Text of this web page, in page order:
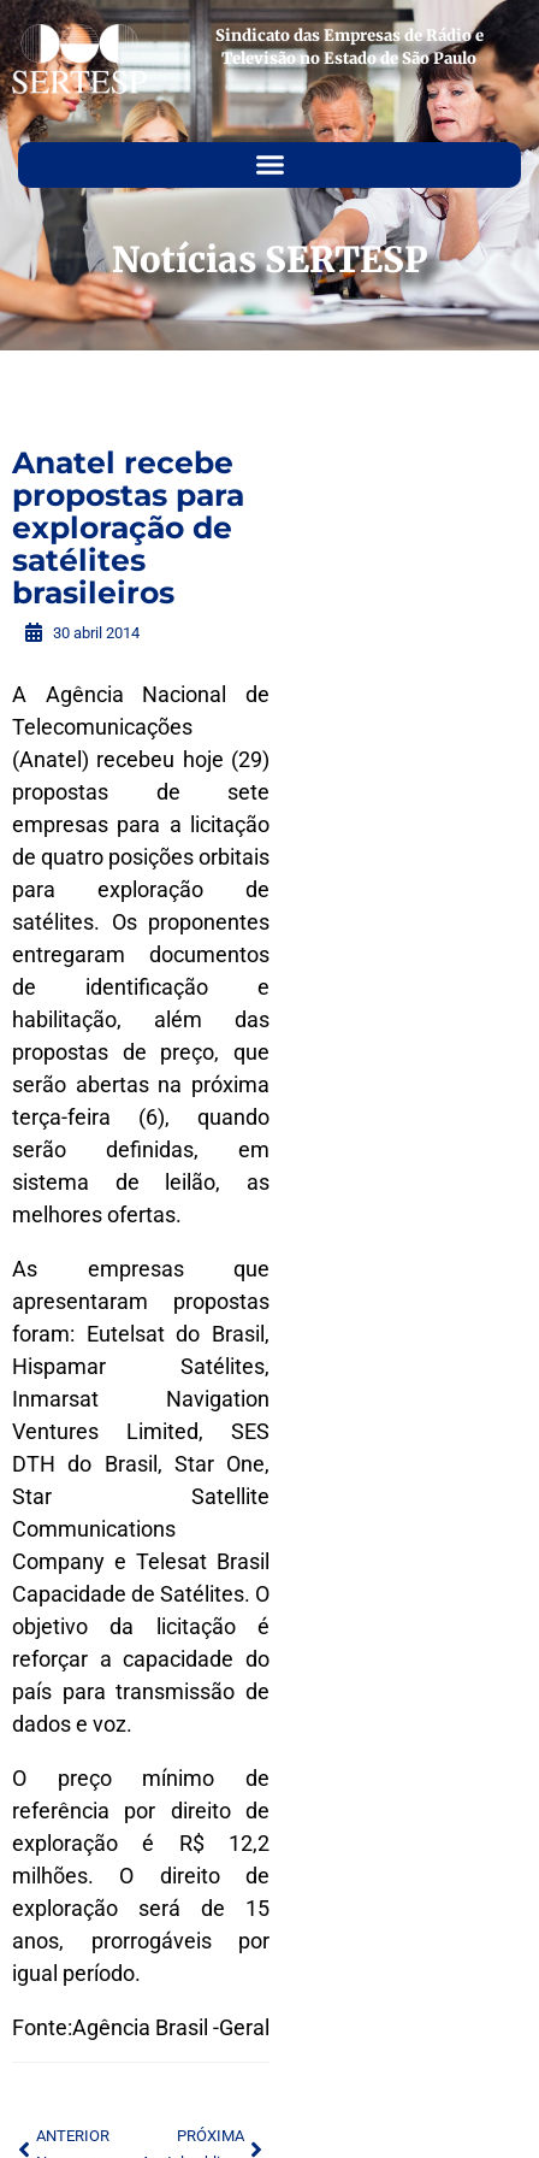
Sindicato das Empresas de Rádio e
Televisão no Estado de São Paulo
Notícias SERTESP
Anatel recebe
propostas para
exploração de
satélites
brasileiros
30 abril 2014
A Agência Nacional de
Telecomunicações
(Anatel) recebeu hoje (29)
propostas de sete
empresas para a licitação
de quatro posições orbitais
para exploração de
satélites. Os proponentes
entregaram documentos
de identificação e
habilitação, além das
propostas de preço, que
serão abertas na próxima
terça-feira (6), quando
serão definidas, em
sistema de leilão, as
melhores ofertas.
As empresas que
apresentaram propostas
foram: Eutelsat do Brasil,
Hispamar Satélites,
Inmarsat Navigation
Ventures Limited, SES
DTH do Brasil, Star One,
Star Satellite
Communications
Company e Telesat Brasil
Capacidade de Satélites. O
objetivo da licitação é
reforçar a capacidade do
país para transmissão de
dados e voz.
O preço mínimo de
referência por direito de
exploração é R$ 12,2
milhões. O direito de
exploração será de 15
anos, prorrogáveis por
igual período.
Fonte:Agência Brasil -Geral
ANTERIOR
PRÓXIMA